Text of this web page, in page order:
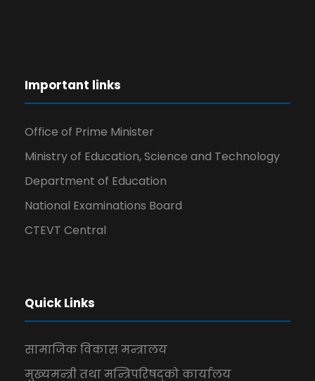
Important links
Office of Prime Minister
Ministry of Education, Science and Technology
Department of Education
National Examinations Board
CTEVT Central
Quick Links
सामाजिक विकास मन्त्रालय
मुख्यमन्त्री तथा मन्त्रिपरिषद्को कार्यालय